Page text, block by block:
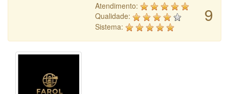
9
Atendimento:
Qualidade:
Sistema: